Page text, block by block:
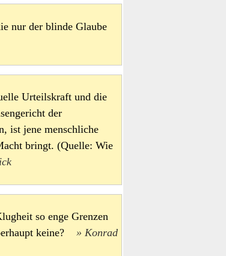
nur der blinde Glaube
Urteilskraft und die
der
ist jene menschliche
bringt. (Quelle: Wie
so enge Grenzen
keine?
Konrad